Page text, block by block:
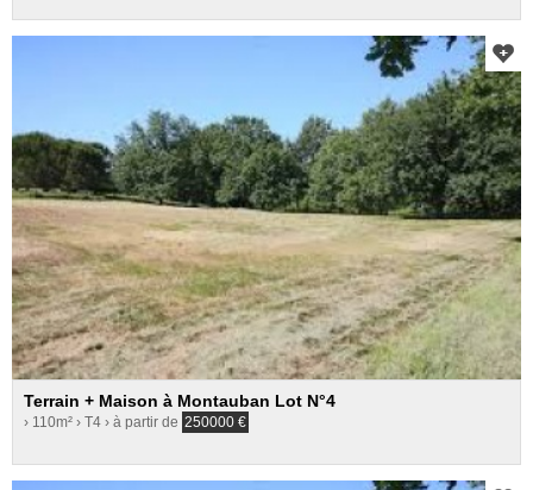
Terrain + Maison à Montauban Lot N°4
› 110m² › T4 › à partir de 250000 €